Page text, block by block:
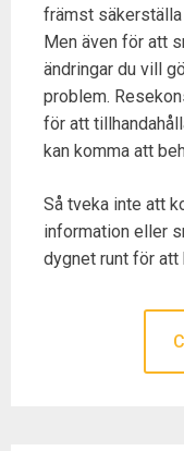
främst säkerställa
Men även för att
ändringar du vill
problem.
för att
kan komma att
Så tveka inte att
information eller
dygnet runt för